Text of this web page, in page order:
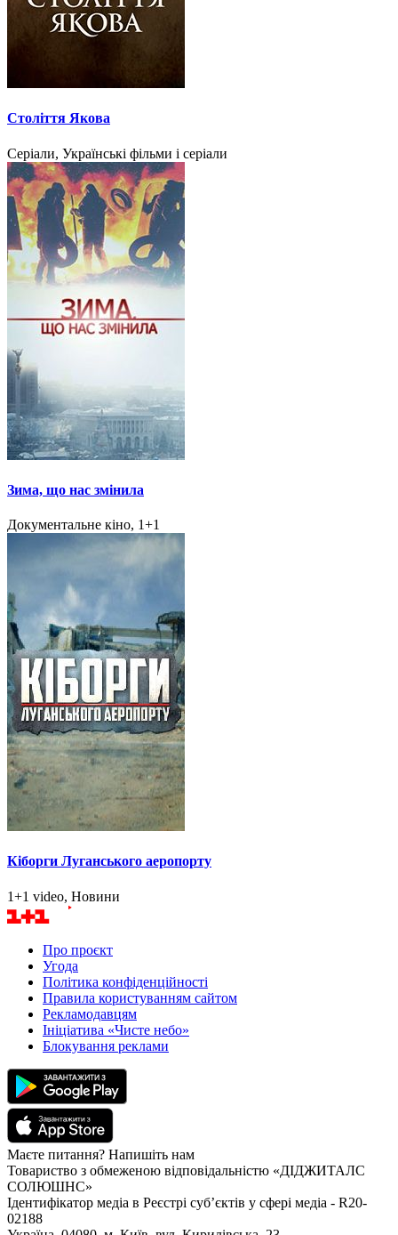
Століття Якова
Серіали, Українські фільми і серіали
Зима, що нас змінила
Документальне кіно, 1+1
Кіборги Луганського аеропорту
1+1 video, Новини
Про проєкт
Угода
Політика конфіденційності
Правила користуванням сайтом
Рекламодавцям
Ініціатива «Чисте небо»
Блокування реклами
Маєте питання? Напишіть нам
Товариство з обмеженою відповідальністю «ДІДЖИТАЛС
СОЛЮШНС»
Ідентифікатор медіа в Реєстрі суб’єктів у сфері медіа - R20-
02188